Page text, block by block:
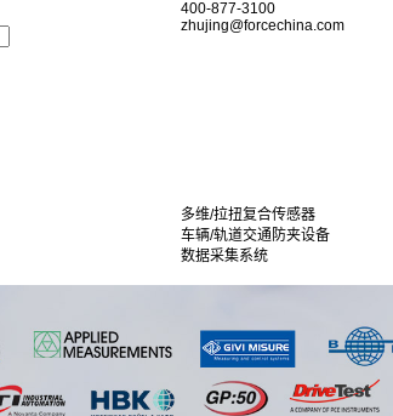
400-877-3100
zhujing@forcechina.com
多维/拉扭复合传感器
车辆/轨道交通防夹设备
数据采集系统